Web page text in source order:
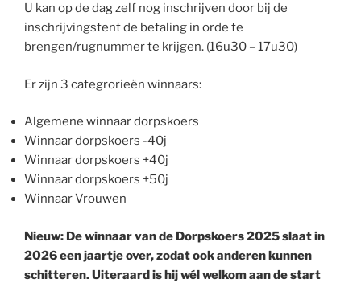
U kan op de dag zelf nog inschrijven door bij de
inschrijvingstent de betaling in orde te
brengen/rugnummer te krijgen. (16u30 – 17u30)
Er zijn 3 categrorieën winnaars:
Algemene winnaar dorpskoers
Winnaar dorpskoers -40j
Winnaar dorpskoers +40j
Winnaar dorpskoers +50j
Winnaar Vrouwen
Nieuw: De winnaar van de Dorpskoers 2025 slaat in
2026 een jaartje over, zodat ook anderen kunnen
schitteren. Uiteraard is hij wél welkom aan de start